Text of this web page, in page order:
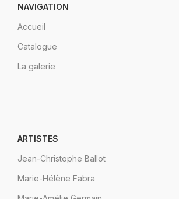
NAVIGATION
Accueil
Catalogue
La galerie
ARTISTES
Jean-Christophe Ballot
Marie-Hélène Fabra